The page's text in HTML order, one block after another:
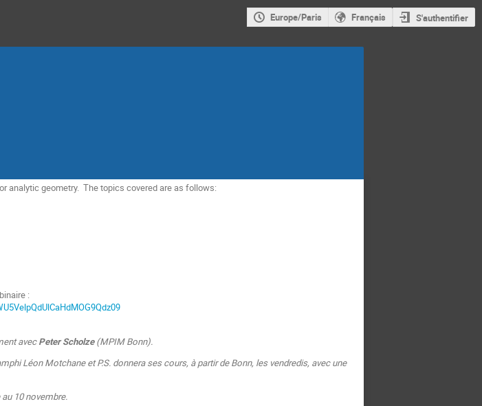
Europe/Paris Français S'authentifier
analytic geometry. The topics covered are as follows:
:
avecPeter Scholze(MPIM Bonn).
Léon Motchane et P.S. donnera ses cours, à partir de Bonn, les vendredis, avec une
10 novembre.